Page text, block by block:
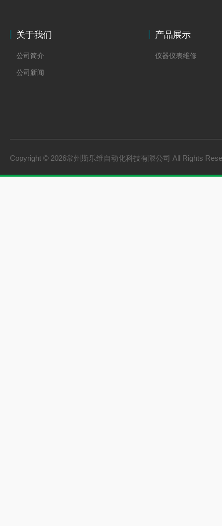
关于我们
公司简介
公司新闻
产品展示
仪器仪表维修
Copyright © 2026常州斯乐维自动化科技有限公司 All Rights